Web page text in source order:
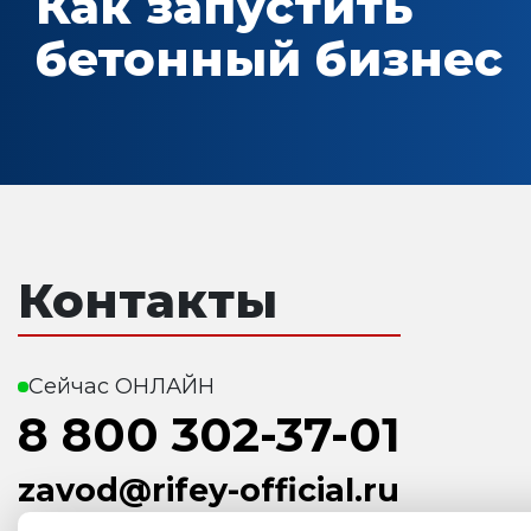
бетонный бизнес
Контакты
Сейчас ОНЛАЙН
8 800 302-37-01
zavod@rifey-official.ru